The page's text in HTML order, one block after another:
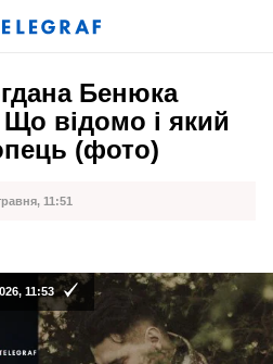
Бенюка
відомо і який
(фото)
11:51
11:53